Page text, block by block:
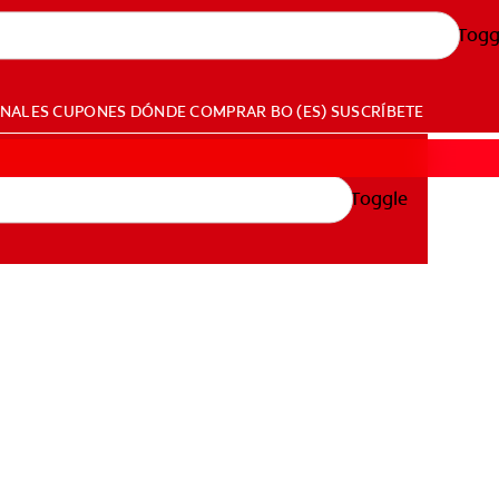
CUPONES DÓNDE COMPRAR BO (ES) SUSCRÍBETE
Toggle